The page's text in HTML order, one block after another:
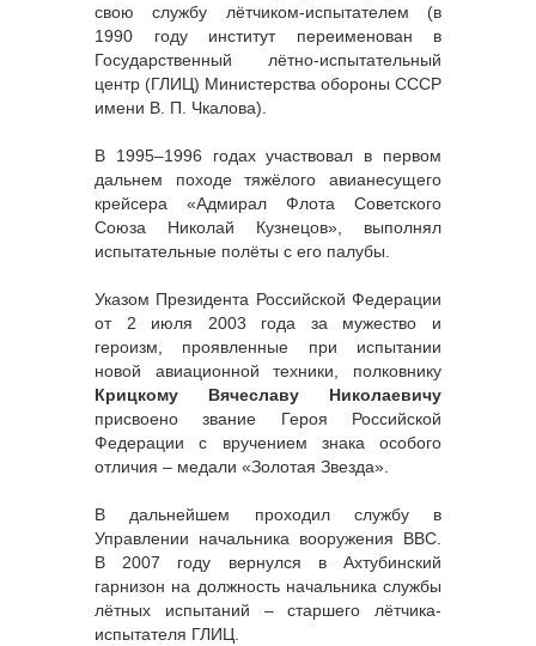
свою службу лётчиком-испытателем (в
1990 году институт переименован в
Государственный лётно-испытательный
центр (ГЛИЦ) Министерства обороны СССР
имени В. П. Чкалова).
В 1995–1996 годах участвовал в первом
дальнем походе тяжёлого авианесущего
крейсера «Адмирал Флота Советского
Союза Николай Кузнецов», выполнял
испытательные полёты с его палубы.
Указом Президента Российской Федерации
от 2 июля 2003 года за мужество и
героизм, проявленные при испытании
новой авиационной техники, полковнику
Крицкому Вячеславу Николаевичу
присвоено звание Героя Российской
Федерации с вручением знака особого
отличия – медали «Золотая Звезда».
В дальнейшем проходил службу в
Управлении начальника вооружения ВВС.
В 2007 году вернулся в Ахтубинский
гарнизон на должность начальника службы
лётных испытаний – старшего лётчика-
испытателя ГЛИЦ.